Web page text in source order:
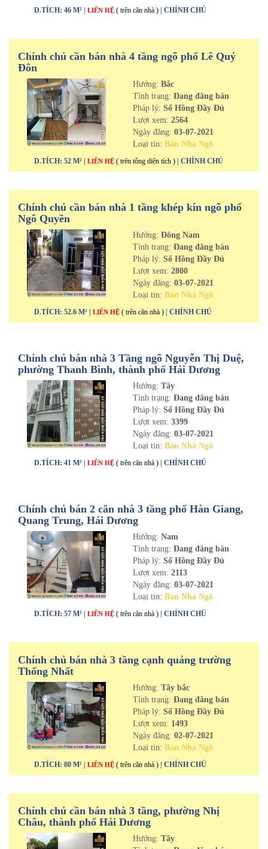
D.TÍCH: 46 M² | LIÊN HỆ ( trên căn nhà ) | CHÍNH CHỦ
Chính chủ cần bán nhà 4 tầng ngõ phố Lê Quý
Đôn
Hướng: Bắc
Tình trạng: Đang đăng bán
Pháp lý: Sổ Hồng Đầy Đủ
Lượt xem: 2564
Ngày đăng: 03-07-2021
Loại tin: Bán Nhà Ngõ
D.TÍCH: 52 M² | LIÊN HỆ ( trên tổng diện tích ) | CHÍNH CHỦ
Chính chủ cần bán nhà 1 tầng khép kín ngõ phố
Ngô Quyền
Hướng: Đông Nam
Tình trạng: Đang đăng bán
Pháp lý: Sổ Hồng Đầy Đủ
Lượt xem: 2800
Ngày đăng: 03-07-2021
Loại tin: Bán Nhà Ngõ
D.TÍCH: 52.6 M² | LIÊN HỆ ( trên căn nhà ) | CHÍNH CHỦ
Chính chủ bán nhà 3 Tầng ngõ Nguyễn Thị Duệ,
phường Thanh Bình, thành phố Hải Dương
Hướng: Tây
Tình trạng: Đang đăng bán
Pháp lý: Sổ Hồng Đầy Đủ
Lượt xem: 3399
Ngày đăng: 03-07-2021
Loại tin: Bán Nhà Ngõ
D.TÍCH: 41 M² | LIÊN HỆ ( trên căn nhà ) | CHÍNH CHỦ
Chính chủ bán 2 căn nhà 3 tầng phố Hàn Giang,
Quang Trung, Hải Dương
Hướng: Nam
Tình trạng: Đang đăng bán
Pháp lý: Sổ Hồng Đầy Đủ
Lượt xem: 2113
Ngày đăng: 03-07-2021
Loại tin: Bán Nhà Ngõ
D.TÍCH: 57 M² | LIÊN HỆ ( trên căn nhà ) | CHÍNH CHỦ
Chính chủ bán nhà 3 tầng cạnh quảng trường
Thống Nhất
Hướng: Tây bắc
Tình trạng: Đang đăng bán
Pháp lý: Sổ Hồng Đầy Đủ
Lượt xem: 1493
Ngày đăng: 02-07-2021
Loại tin: Bán Nhà Ngõ
D.TÍCH: 80 M² | LIÊN HỆ ( trên căn nhà ) | CHÍNH CHỦ
Chính chủ cần bán nhà 3 tầng, phường Nhị
Châu, thành phố Hải Dương
Hướng: Tây